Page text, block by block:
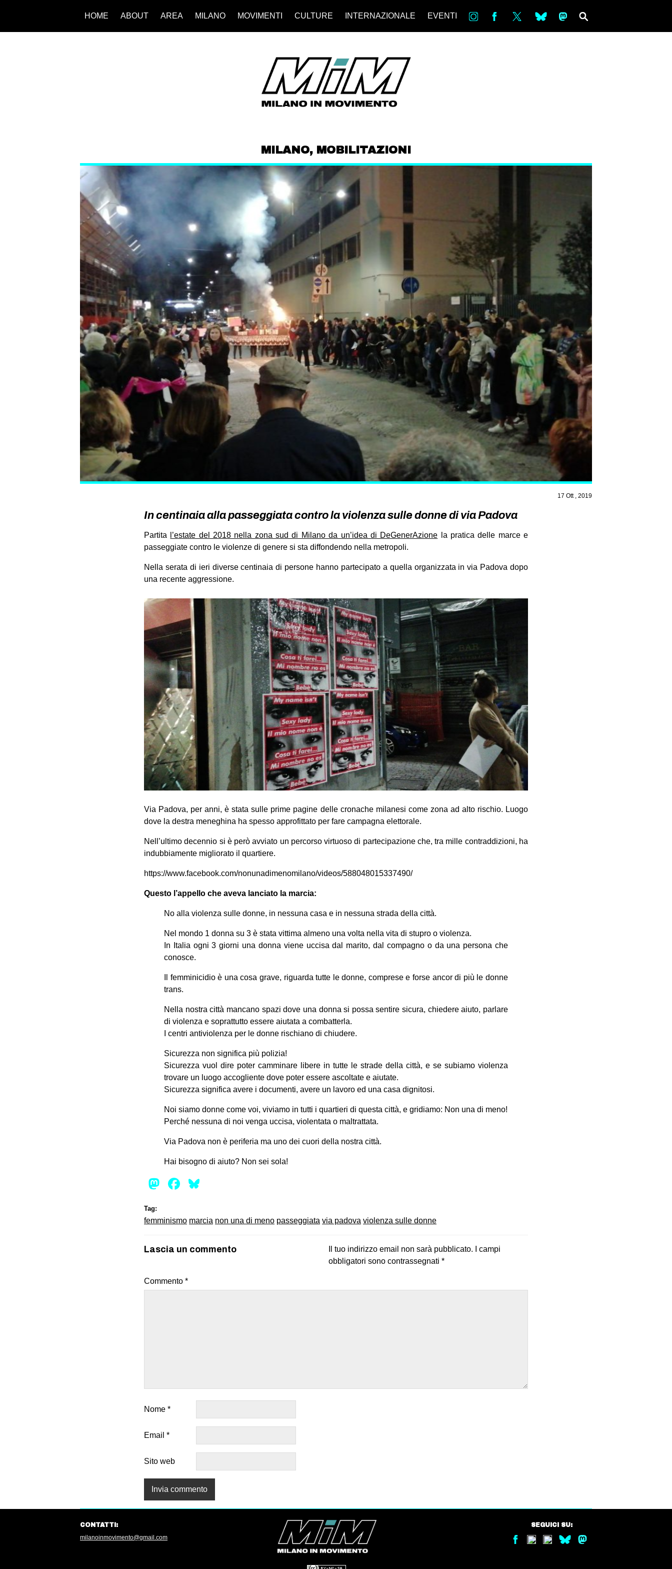
HOME ABOUT AREA MILANO MOVIMENTI CULTURE INTERNAZIONALE EVENTI in bsky ms
MILANO, MOBILITAZIONI
17 Ott , 2019
In centinaia alla passeggiata contro la violenza sulle donne di via Padova
Partita l’estate del 2018 nella zona sud di Milano da un’idea di DeGenerAzione la pratica delle marce e
passeggiate contro le violenze di genere si sta diffondendo nella metropoli.
Nella serata di ieri diverse centinaia di persone hanno partecipato a quella organizzata in via Padova dopo
una recente aggressione.
Via Padova, per anni, è stata sulle prime pagine delle cronache milanesi come zona ad alto rischio. Luogo
dove la destra meneghina ha spesso approfittato per fare campagna elettorale.
Nell’ultimo decennio si è però avviato un percorso virtuoso di partecipazione che, tra mille contraddizioni, ha
indubbiamente migliorato il quartiere.
https://www.facebook.com/nonunadimenomilano/videos/588048015337490/
Questo l’appello che aveva lanciato la marcia:
No alla violenza sulle donne, in nessuna casa e in nessuna strada della città.
Nel mondo 1 donna su 3 è stata vittima almeno una volta nella vita di stupro o violenza.
In Italia ogni 3 giorni una donna viene uccisa dal marito, dal compagno o da una persona che
conosce.
Il femminicidio è una cosa grave, riguarda tutte le donne, comprese e forse ancor di più le donne
trans.
Nella nostra città mancano spazi dove una donna si possa sentire sicura, chiedere aiuto, parlare
di violenza e soprattutto essere aiutata a combatterla.
I centri antiviolenza per le donne rischiano di chiudere.
Sicurezza non significa più polizia!
Sicurezza vuol dire poter camminare libere in tutte le strade della città, e se subiamo violenza
trovare un luogo accogliente dove poter essere ascoltate e aiutate.
Sicurezza significa avere i documenti, avere un lavoro ed una casa dignitosi.
Noi siamo donne come voi, viviamo in tutti i quartieri di questa città, e gridiamo: Non una di meno!
Perché nessuna di noi venga uccisa, violentata o maltrattata.
Via Padova non è periferia ma uno dei cuori della nostra città.
Hai bisogno di aiuto? Non sei sola!
Mastodon
Facebook
Tag:
femminismo marcia non una di meno passeggiata via padova violenza sulle donne
Lascia un commento Il tuo indirizzo email non sarà pubblicato.
I campi
obbligatori sono contrassegnati *
Commento *
Nome *
Email *
Sito web
CONTATTI:
milanoinmovimento@gmail.com
SEGUICI SU: